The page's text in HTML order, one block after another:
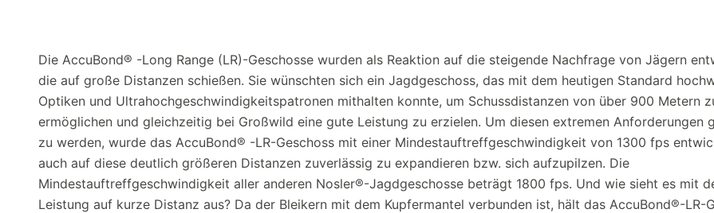
Die AccuBond® -Long Range (LR)-Geschosse wurden als Reaktion auf die steigende Nachfrage von Jägern
die auf große Distanzen schießen. Sie wünschten sich ein Jagdgeschoss, das mit dem heutigen Standard
Optiken und Ultrahochgeschwindigkeitspatronen mithalten konnte, um Schussdistanzen von über 900 Metern
ermöglichen und gleichzeitig bei Großwild eine gute Leistung zu erzielen. Um diesen extremen Anforderungen
zu werden, wurde das AccuBond® -LR-Geschoss mit einer Mindestauftreffgeschwindigkeit von 1300 fps
auch auf diese deutlich größeren Distanzen zuverlässig zu expandieren bzw. sich aufzupilzen. Die
Mindestauftreffgeschwindigkeit aller anderen Nosler®-Jagdgeschosse beträgt 1800 fps. Und wie sieht es mit
Leistung auf kurze Distanz aus? Da der Bleikern mit dem Kupfermantel verbunden ist, hält das AccuBond®-LR-